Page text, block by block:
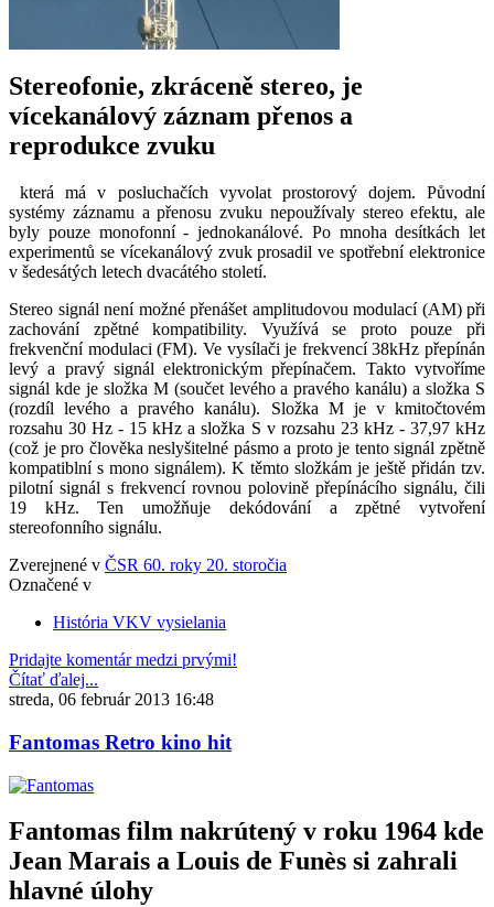
Stereofonie, zkráceně stereo, je
vícekanálový záznam přenos a
reprodukce zvuku
která má v posluchačích vyvolat prostorový dojem. Původní
systémy záznamu a přenosu zvuku nepoužívaly stereo efektu, ale
byly pouze monofonní - jednokanálové. Po mnoha desítkách let
experimentů se vícekanálový zvuk prosadil ve spotřební elektronice
v šedesátých letech dvacátého století.
Stereo signál není možné přenášet amplitudovou modulací (AM) při
zachování zpětné kompatibility. Využívá se proto pouze při
frekvenční modulaci (FM). Ve vysílači je frekvencí 38kHz přepínán
levý a pravý signál elektronickým přepínačem. Takto vytvoříme
signál kde je složka M (součet levého a pravého kanálu) a složka S
(rozdíl levého a pravého kanálu). Složka M je v kmitočtovém
rozsahu 30 Hz - 15 kHz a složka S v rozsahu 23 kHz - 37,97 kHz
(což je pro člověka neslyšitelné pásmo a proto je tento signál zpětně
kompatiblní s mono signálem). K těmto složkám je ještě přidán tzv.
pilotní signál s frekvencí rovnou polovině přepínácího signálu, čili
19 kHz. Ten umožňuje dekódování a zpětné vytvoření
stereofonního signálu.
Zverejnené v ČSR 60. roky 20. storočia
Označené v
História VKV vysielania
Pridajte komentár medzi prvými!
Čítať ďalej...
streda, 06 február 2013 16:48
Fantomas Retro kino hit
Fantomas film nakrútený v roku 1964 kde
Jean Marais a Louis de Funès si zahrali
hlavné úlohy